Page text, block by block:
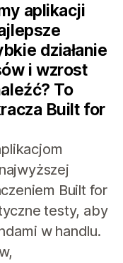
aplikacji
działanie
i wzrost
To
Built for
Built for
testy, aby
w handlu.